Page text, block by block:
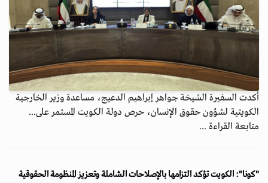
أكدت السفيرة الشيخة جواهر إبراهيم الدعيج، مساعدة وزير الخارجية
الكويتية لشؤون حقوق الإنسان، حرص دولة الكويت المستمر على...
متابعة القراءة ...
"كونا": الكويت تؤكد التزامها بالإصلاحات الشاملة وتعزيز المنظومة الحقوقية